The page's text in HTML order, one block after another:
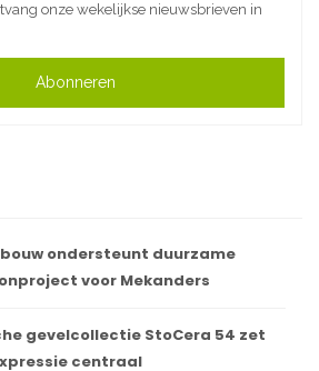
onze wekelijkse nieuwsbrieven in
Abonneren
ondersteunt duurzame
voor Mekanders
gevelcollectie StoCera 54 zet
centraal